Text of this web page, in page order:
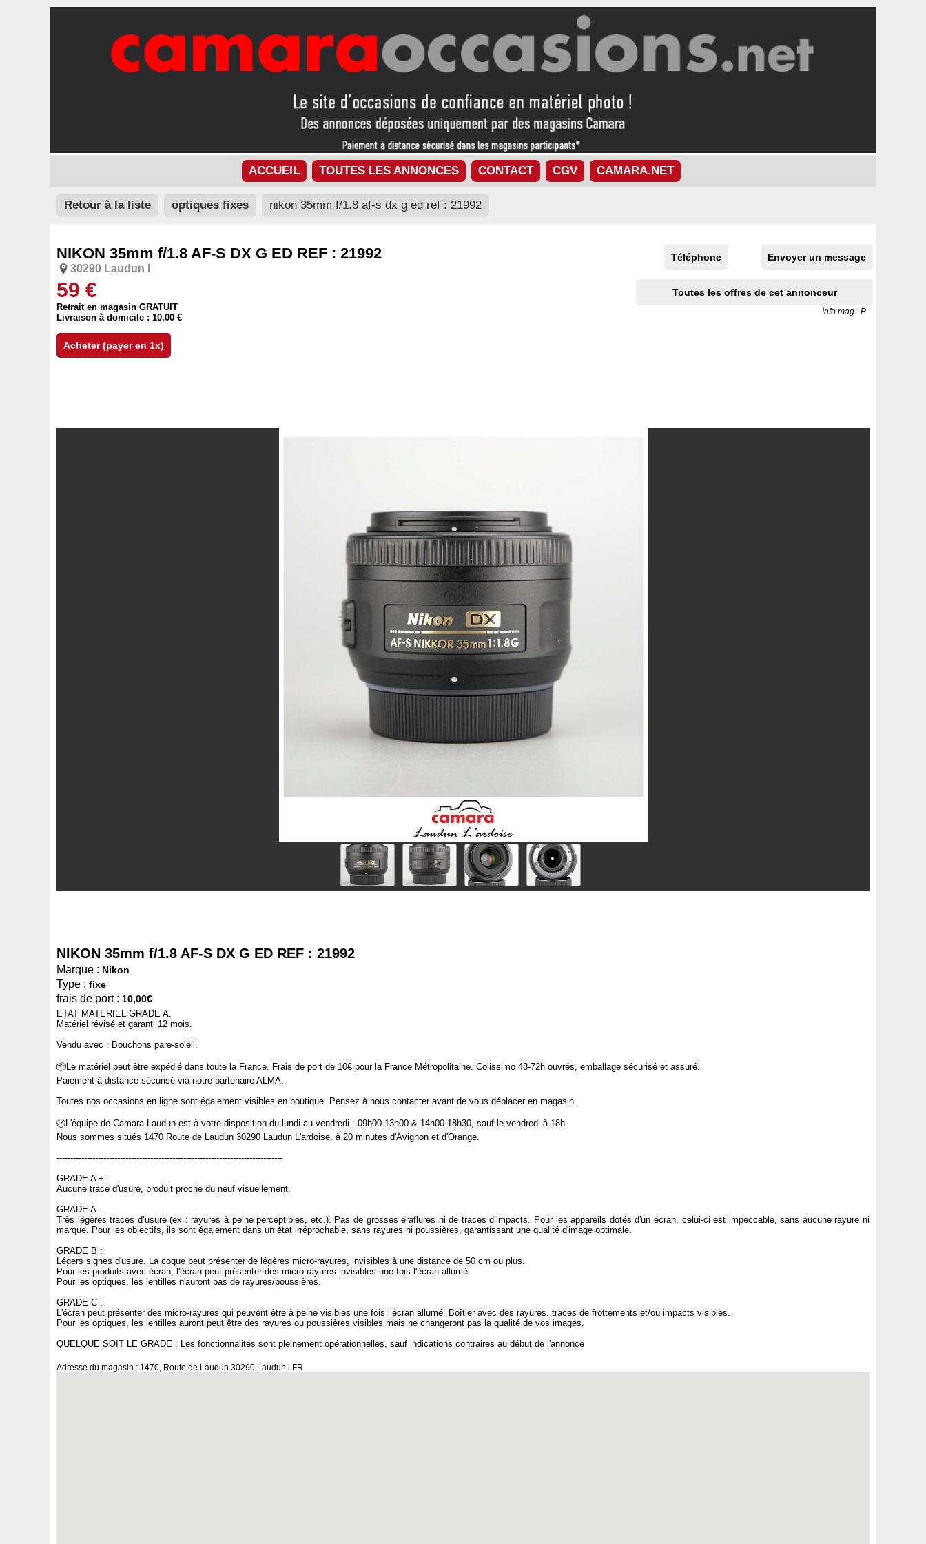
ACCUEIL TOUTES LES ANNONCES CONTACT CGV CAMARA.NET
Retour à la liste optiques fixes nikon 35mm f/1.8 af-s dx g ed ref : 21992
NIKON 35mm f/1.8 AF-S DX G ED REF : 21992
30290 Laudun l
59 €
Retrait en magasin GRATUIT
Livraison à domicile : 10,00 €
Acheter (payer en 1x)
Téléphone Envoyer un message
Toutes les offres de cet annonceur
Info mag : P
NIKON 35mm f/1.8 AF-S DX G ED REF : 21992
Marque : Nikon
Type : fixe
frais de port : 10,00€
ETAT MATERIEL GRADE A.
Matériel révisé et garanti 12 mois.
Vendu avec : Bouchons pare-soleil.
📦Le matériel peut être expédié dans toute la France. Frais de port de 10€ pour la France Métropolitaine. Colissimo 48-72h ouvrés, emballage sécurisé et assuré.
Paiement à distance sécurisé via notre partenaire ALMA.
Toutes nos occasions en ligne sont également visibles en boutique. Pensez à nous contacter avant de vous déplacer en magasin.
🕝L'équipe de Camara Laudun est à votre disposition du lundi au vendredi : 09h00-13h00 & 14h00-18h30, sauf le vendredi à 18h.
Nous sommes situés 1470 Route de Laudun 30290 Laudun L'ardoise, à 20 minutes d'Avignon et d'Orange.
----------------------------------------------------------------------------------
GRADE A + :
Aucune trace d'usure, produit proche du neuf visuellement.
GRADE A :
Très légères traces d’usure (ex : rayures à peine perceptibles, etc.). Pas de grosses éraflures ni de traces d’impacts. Pour les appareils dotés d'un écran, celui-ci est impeccable, sans aucune rayure ni
marque. Pour les objectifs, ils sont également dans un état irréprochable, sans rayures ni poussières, garantissant une qualité d'image optimale.
GRADE B :
Légers signes d'usure. La coque peut présenter de légères micro-rayures, invisibles à une distance de 50 cm ou plus.
Pour les produits avec écran, l'écran peut présenter des micro-rayures invisibles une fois l'écran allumé
Pour les optiques, les lentilles n'auront pas de rayures/poussières.
GRADE C :
L'écran peut présenter des micro-rayures qui peuvent être à peine visibles une fois l’écran allumé. Boîtier avec des rayures, traces de frottements et/ou impacts visibles.
Pour les optiques, les lentilles auront peut être des rayures ou poussières visibles mais ne changeront pas la qualité de vos images.
QUELQUE SOIT LE GRADE : Les fonctionnalités sont pleinement opérationnelles, sauf indications contraires au début de l'annonce
Adresse du magasin : 1470, Route de Laudun 30290 Laudun l FR